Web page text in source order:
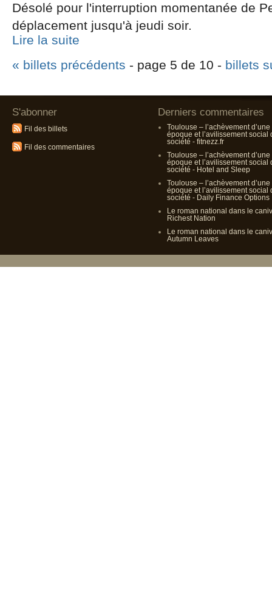
Désolé pour l'interruption momentanée de
déplacement jusqu'à jeudi soir.
Lire la suite
« billets précédents - page 5 de 10 - billets
S'abonner
Fil des billets
Fil des commentaires
Derniers commentaires
Toulouse – l’achèvement d’une
époque et l’avilissement social
société - fitnezz.fr
Toulouse – l’achèvement d’une
époque et l’avilissement social
société - Hotel and Sleep
Toulouse – l’achèvement d’une
époque et l’avilissement social
société - Daily Finance Options
Le roman national dans le
Richest Nation
Le roman national dans le
Autumn Leaves